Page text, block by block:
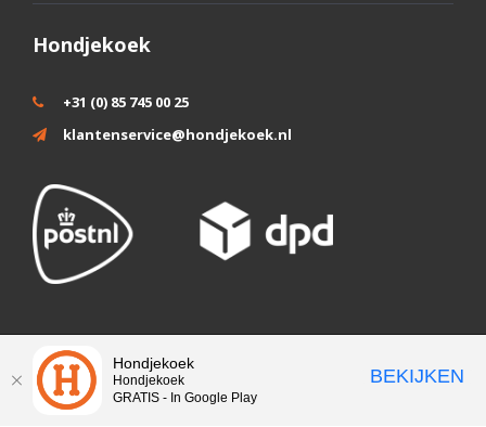
Hondjekoek
+31 (0) 85 745 00 25
klantenservice@hondjekoek.nl
© Copyright 2026 - Theme by
Wij slaan cookies op om onze website te verbeteren. Is dat akkoord?
Nee
Hondjekoek
Hondjekoek
GRATIS - In Google Play
BEKIJKEN